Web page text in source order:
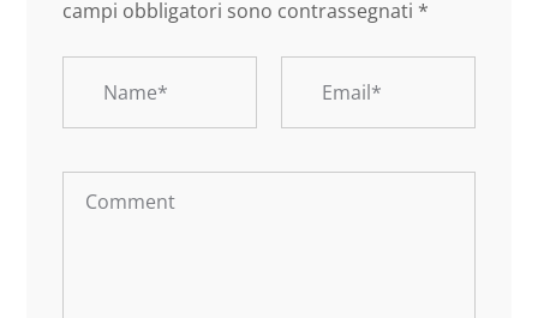
campi obbligatori sono contrassegnati *